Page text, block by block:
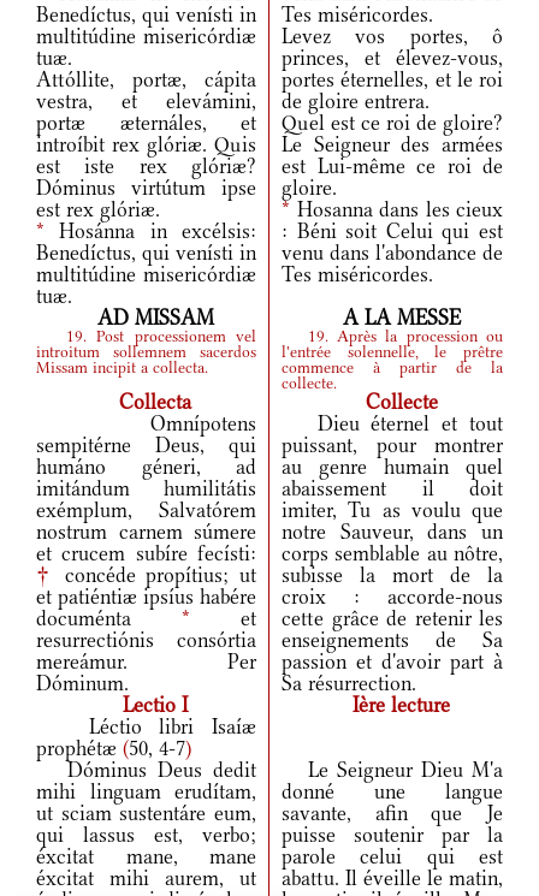
Benedíctus, qui venísti in
multitúdine misericórdiæ
tuæ.
Attóllite, portæ, cápita
vestra, et elevámini,
portæ æternáles, et
introíbit rex glóriæ. Quis
est iste rex glóriæ?
Dóminus virtútum ipse
est rex glóriæ.
* Hosánna in excélsis:
Benedíctus, qui venísti in
multitúdine misericórdiæ
tuæ.
Tes miséricordes.
Levez vos portes, ô
princes, et élevez-vous,
portes éternelles, et le roi
de gloire entrera.
Quel est ce roi de gloire?
Le Seigneur des armées
est Lui-même ce roi de
gloire.
* Hosanna dans les cieux
: Béni soit Celui qui est
venu dans l'abondance de
Tes miséricordes.
AD MISSAM
A LA MESSE
19. Post processionem vel
introitum sollemnem sacerdos
Missam incipit a collecta.
19. Après la procession ou
l'entrée solennelle, le prêtre
commence à partir de la
collecte.
Collecta
Collecte
Omnípotens
sempitérne Deus, qui
humáno géneri, ad
imitándum humilitátis
exémplum, Salvatórem
nostrum carnem súmere
et crucem subíre fecísti:
†
concéde propítius; ut
et patiéntiæ ipsíus habére
documénta * et
resurrectiónis consórtia
mereámur. Per
Dóminum.
Dieu éternel et tout
puissant, pour montrer
au genre humain quel
abaissement il doit
imiter, Tu as voulu que
notre Sauveur, dans un
corps semblable au nôtre,
subisse la mort de la
croix : accorde-nous
cette grâce de retenir les
enseignements de Sa
passion et d'avoir part à
Sa résurrection.
Lectio I
Ière lecture
Léctio libri Isaíæ
prophétæ (50, 4-7)
Dóminus Deus dedit
mihi linguam erudítam,
ut sciam sustentáre eum,
qui lassus est, verbo;
éxcitat mane, mane
éxcitat mihi aurem, ut
Le Seigneur Dieu M'a
donné une langue
savante, afin que Je
puisse soutenir par la
parole celui qui est
abattu. Il éveille le matin,